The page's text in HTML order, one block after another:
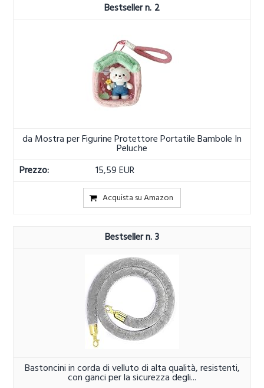
2
da Mostra per Figurine Protettore Portatile Bambole In
Peluche
15,59 EUR
Acquista su Amazon
3
Bastoncini in corda di velluto di alta qualità, resistenti,
con ganci per la sicurezza degli...